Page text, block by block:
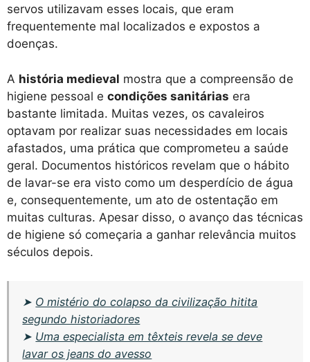
servos utilizavam esses locais, que eram
frequentemente mal localizados e expostos a
doenças.
A história medieval mostra que a compreensão de
higiene pessoal e condições sanitárias era
bastante limitada. Muitas vezes, os cavaleiros
optavam por realizar suas necessidades em locais
afastados, uma prática que comprometeu a saúde
geral. Documentos históricos revelam que o hábito
de lavar-se era visto como um desperdício de água
e, consequentemente, um ato de ostentação em
muitas culturas. Apesar disso, o avanço das técnicas
de higiene só começaria a ganhar relevância muitos
séculos depois.
➤ O mistério do colapso da civilização hitita
segundo historiadores
➤ Uma especialista em têxteis revela se deve
lavar os jeans do avesso